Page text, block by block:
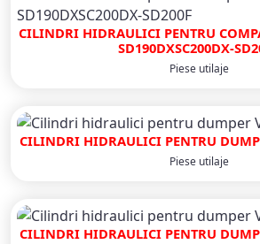
CILINDRI HIDRAULICI PENTRU
SD190DXSC200DX-
Piese utilaje
CILINDRI HIDRAULICI PENTRU
Piese utilaje
CILINDRI HIDRAULICI PENTRU